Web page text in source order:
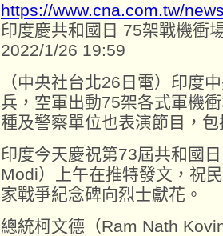
https://www.cna.com.tw/
印度慶共和國日 75架戰機衝
2022/1/26 19:59
（中央社台北26日電）印度
兵，空軍出動75架各式軍機
種及警察單位也表演節目，
印度今天慶祝第73屆共和國
Modi）上午在推特發文，祝
家戰爭紀念碑向烈士獻花。
總統柯文德（Ram Nath